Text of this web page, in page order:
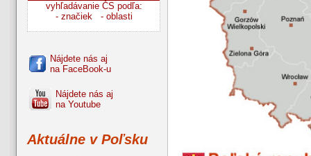
vyhľadávanie ČS podľa:
- značiek
- oblasti
Nájdete nás aj
na FaceBook-u
Nájdete nás aj
na Youtube
Aktuálne v Poľsku